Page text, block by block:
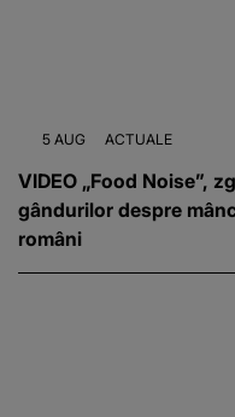
5 AUG ACTUALE
VIDEO „Food Noise”,
gândurilor despre
români